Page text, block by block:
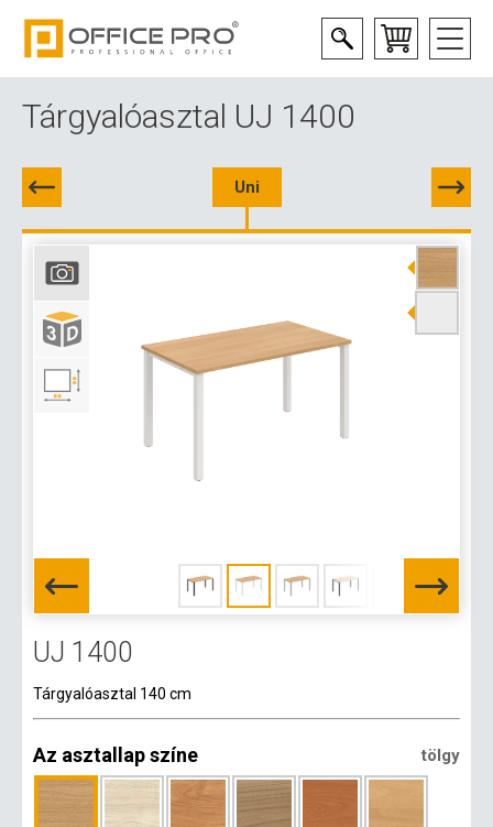
Tárgyalóasztal UJ 1400
Uni
UJ 1400
Tárgyalóasztal 140 cm
Az asztallap színe tölgy